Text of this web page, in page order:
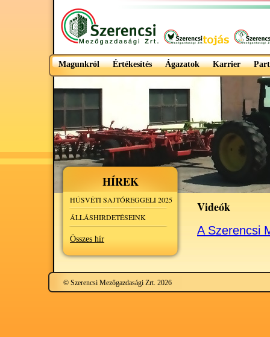
Magunkról Értékesítés Ágazatok Karrier
HÍREK
HÚSVÉTI SAJTÓREGGELI 2025
ÁLLÁSHIRDETÉSEINK
Összes hír
Videók
A Szerencsi
© Szerencsi Mezőgazdasági Zrt. 2026